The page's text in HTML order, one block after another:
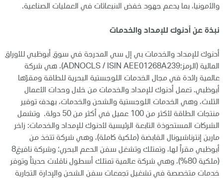
والأمونيا، بما يدعم جهود خفض الانبعاثات في العمليات الصناعية.
نبذة عن أدنوك للإمداد والخدمات
أدنوك للإمداد والخدمات بي إل سي المدرجة في سوق أبوظبي للأوراق
المالية (الرمز:ADNOCLS / ISIN AEE01268A239)، هي شركة
عالمية رائدة في مجال الخدمات اللوجستية البحرية للطاقة ومقرّها
أبوظبي. تعمل أدنوك للإمداد والخدمات من خلال وحدات الأعمال
الثلاث، وهي الخدمات اللوجستية والشحن والخدمات، بهدف توفير
منتجات الطاقة لأكثر من 100 عميل في أكثر من 50 دولة. وتشمل
الشركات المستحوذة التابعة الرئيسية لأدنوك للإمداد والخدمات: زاخر
مارين إنترناشيونال القابضة (ملكية كاملة)، وهي شركة تتخذ من
أبوظبي مقراً لها، وتمتلك وتشغل سفن الدعم البحري؛ وشركة نافيغ8
(ملكية 80%)، وهي شركة عالمية تمتلك أسطول ناقلات حديثاً وتوفر
خدمات متخصصة في تشغيل تجمعات سفن الشحن والإدارة التجارية